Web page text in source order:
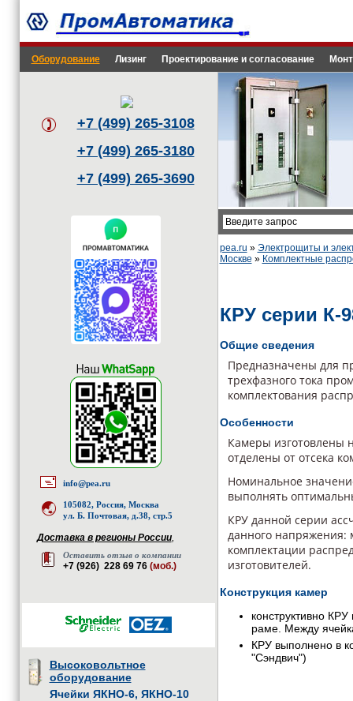
Оборудование Лизинг Проектирование и согласование
+7 (499) 265-3108
+7 (499) 265-3180
+7 (499) 265-3690
info@pea.ru
105082, Россия, Москва
ул. Б. Почтовая, д.38, стр.5
Доставка в регионы России,
Оставить отзыв о компании
+7 (926) 228 69 76 (моб.)
Высоковольтное
оборудование
Ячейки ЯКНО-6, ЯКНО-10
pea.ru » Электрощиты и
Москве » Комплектные
КРУ серии К-
Общие сведения
Предназначены для
трехфазного тока
комплектования
Особенности
Камеры изготовлены
отделены от отсека
Номинальное
выполнять
КРУ данной серии
данного напряжения:
комплектации
изготовителей.
Конструкция камер
конструктивно
раме. Между
КРУ выполнено в
"Сэндвич")